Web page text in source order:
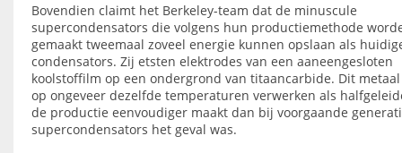
Bovendien claimt het Berkeley-team dat de minuscule
supercondensators die volgens hun productiemethode
gemaakt tweemaal zoveel energie kunnen opslaan als
condensators. Zij etsten elektrodes van een aaneengesloten
koolstoffilm op een ondergrond van titaancarbide. Dit
op ongeveer dezelfde temperaturen verwerken als
de productie eenvoudiger maakt dan bij voorgaande
supercondensators het geval was.